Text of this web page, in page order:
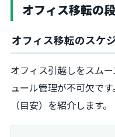
オフィス移転の
オフィス移転のスケ
オフィス引越しをスム
ュール管理が不可欠で
（目安）を紹介します。